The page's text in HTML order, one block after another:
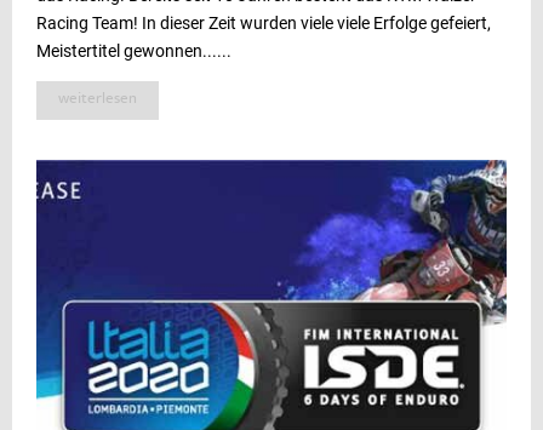
Racing Team! In dieser Zeit wurden viele viele Erfolge gefeiert,
Meistertitel gewonnen......
weiterlesen